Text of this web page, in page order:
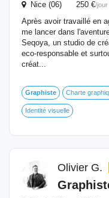
Nice (06) 250 €/jour
Après avoir travaillé en
me lancer dans
Seqoya, un studio de
eco-responsable et
créat...
Graphiste Charte
Identité visuelle
Olivier G.